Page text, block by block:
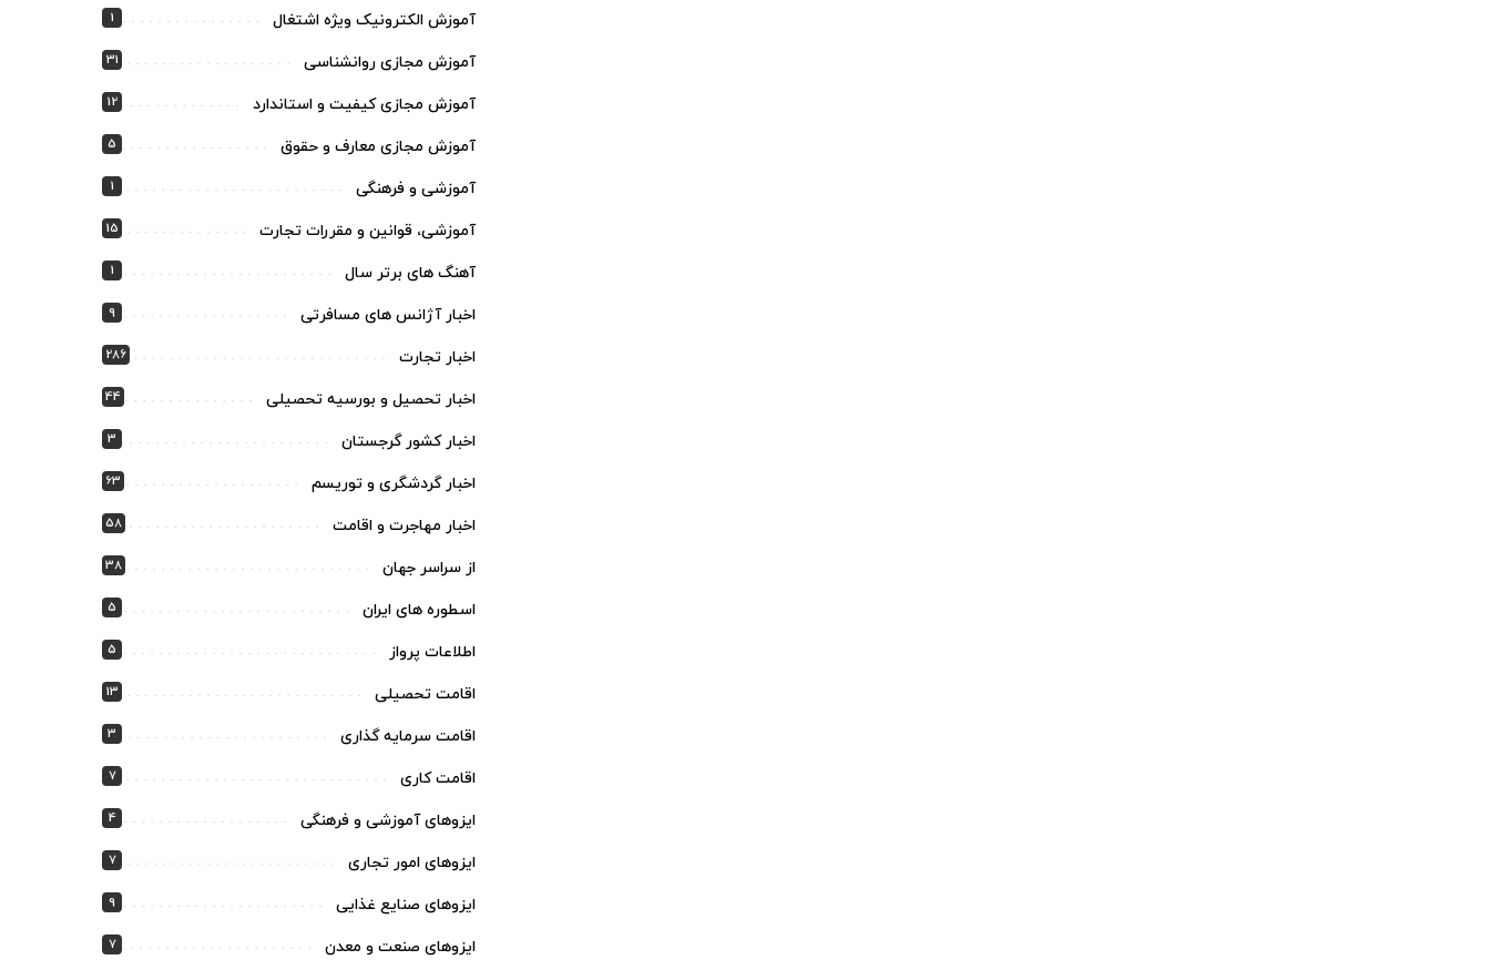
آموزش الکترونیک ویژه اشتغال 1
آموزش مجازی روانشناسی 31
آموزش مجازی کیفیت و استاندارد 12
آموزش مجازی معارف و حقوق 5
آموزشی و فرهنگی 1
آموزشی، قوانین و مقررات تجارت 15
آهنگ های برتر سال 1
اخبار آژانس های مسافرتی 9
اخبار تجارت 286
اخبار تحصیل و بورسیه تحصیلی 44
اخبار کشور گرجستان 3
اخبار گردشگری و توریسم 63
اخبار مهاجرت و اقامت 58
از سراسر جهان 38
اسطوره های ایران 5
اطلاعات پرواز 5
اقامت تحصیلی 13
اقامت سرمایه گذاری 3
اقامت کاری 7
ایزوهای آموزشی و فرهنگی 4
ایزوهای امور تجاری 7
ایزوهای صنایع غذایی 9
ایزوهای صنعت و معدن 7